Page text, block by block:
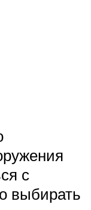
с
выбирать